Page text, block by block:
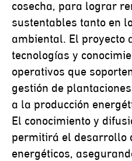
cosecha, para lograr
sustentables tanto en
ambiental. El proyecto
tecnologías y
operativos que
gestión de
a la producción
El conocimiento y
permitirá el desarrollo
energéticos,